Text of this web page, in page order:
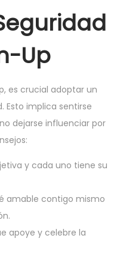
Up
es crucial adoptar un
Esto implica sentirse
dejarse influenciar por
y cada uno tiene su
amable contigo mismo
apoye y celebre la